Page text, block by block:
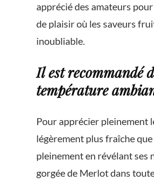
apprécié des amateurs
de plaisir où les saveurs
inoubliable.
Il est recommandé
température
Pour apprécier pleinement
légèrement plus fraîche
pleinement en révélant ses
gorgée de Merlot dans